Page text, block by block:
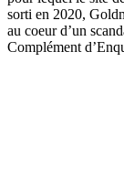
sorti en 2020,
au coeur d’un
Complément